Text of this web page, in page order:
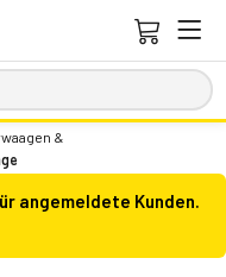
&
angemeldete Kunden.